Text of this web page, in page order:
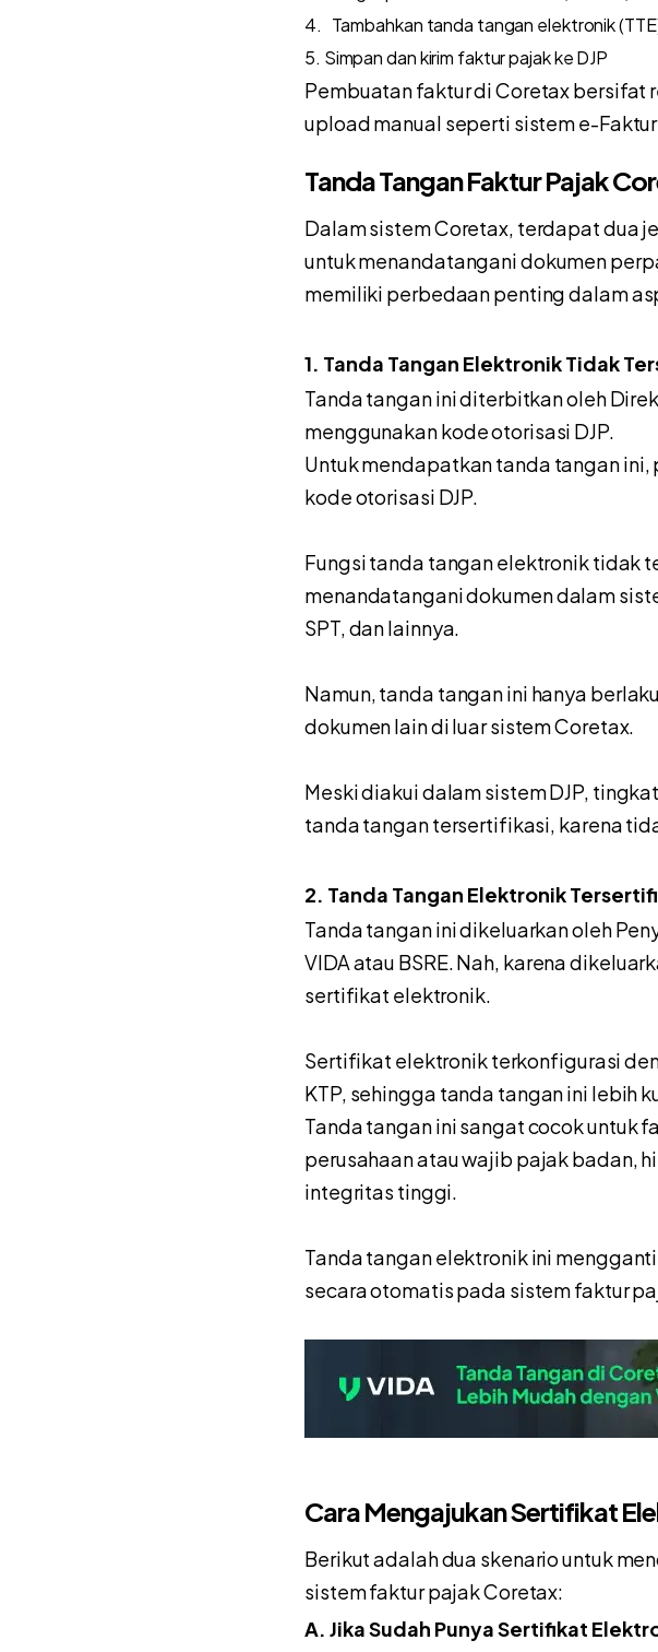
4. Tambahkan tanda tangan elektronik
5. Simpan dan kirim faktur pajak ke DJP
Pembuatan faktur di Coretax
upload manual seperti sistem e-Faktur
Tanda Tangan Faktur Pajak
Dalam sistem Coretax, terdapat dua
untuk menandatangani dokumen
memiliki perbedaan penting dalam
1. Tanda Tangan Elektronik Tidak
Tanda tangan ini diterbitkan oleh
menggunakan kode otorisasi DJP.
Untuk mendapatkan tanda tangan
kode otorisasi DJP.
Fungsi tanda tangan elektronik tidak
menandatangani dokumen dalam
SPT, dan lainnya.
Namun, tanda tangan ini hanya
dokumen lain di luar sistem Coretax.
Meski diakui dalam sistem DJP,
tanda tangan tersertifikasi, karena
2. Tanda Tangan Elektronik
Tanda tangan ini dikeluarkan oleh
VIDA atau BSRE. Nah, karena
sertifikat elektronik.
Sertifikat elektronik terkonfigurasi
KTP, sehingga tanda tangan ini lebih
Tanda tangan ini sangat cocok untuk
perusahaan atau wajib pajak badan,
integritas tinggi.
Tanda tangan elektronik ini
secara otomatis pada sistem faktur
Cara Mengajukan Sertifikat
Berikut adalah dua skenario untuk
sistem faktur pajak Coretax:
A. Jika Sudah Punya Sertifikat